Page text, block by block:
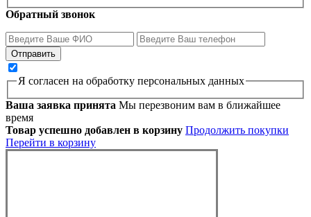
Обратный звонок
Я согласен на обработку персональных данных
Ваша заявка принята Мы перезвоним вам в ближайшее
время
Товар успешно добавлен в корзину Продолжить покупки
Перейти в корзину